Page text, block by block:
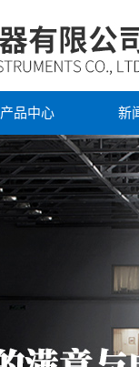
产品中心 新